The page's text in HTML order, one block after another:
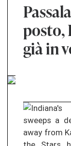
posto,
già in